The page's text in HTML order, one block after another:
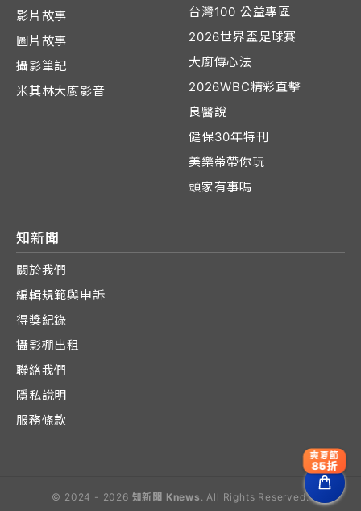
影片故事
圖片故事
攝影筆記
米其林大廚影音
台灣100 公益專區
2026世界盃足球賽
大廚傳心法
2026WBC精彩直擊
良醫說
健保30年特刊
美樂蒂帶你玩
頭家有事嗎
知新聞
關於我們
編輯規範與申訴
得獎紀錄
攝影棚出租
聯絡我們
隱私說明
服務條款
© 2024 - 2026 知新聞 Knews . All Rights Reserved.
爽夏節
85折